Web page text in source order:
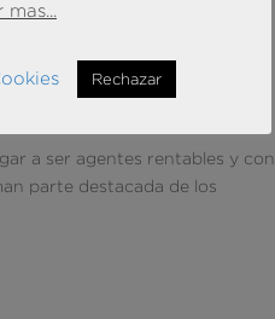
y desde
a ser agentes rentables y con
parte destacada de los
mas...
Rechazar